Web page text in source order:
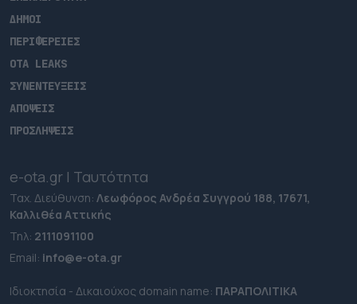
ΔΗΜΟΙ
ΠΕΡΙΦΕΡΕΙΕΣ
OTA LEAKS
ΣΥΝΕΝΤΕΥΞΕΙΣ
ΑΠΟΨΕΙΣ
ΠΡΟΣΛΗΨΕΙΣ
e-ota.gr | Ταυτότητα
Ταχ. Διεύθυνση: Λεωφόρος Ανδρέα Συγγρού 188, 17671,
Καλλιθέα Αττικής
Τηλ: 2111091100
Εmail: info@e-ota.gr
Ιδιοκτησία - Δικαιούχος domain name: ΠΑΡΑΠΟΛΙΤΙΚΑ